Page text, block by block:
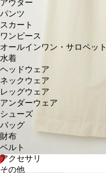
アウター
パンツ
スカート
ワンピース
オールインワン・サロペット
水着
ヘッドウェア
ネックウェア
レッグウェア
アンダーウェア
シューズ
バッグ
財布
ベルト
アクセサリ
その他